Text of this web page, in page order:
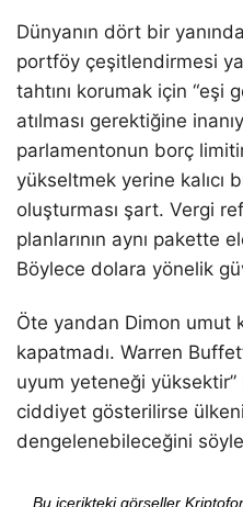
Dünyanın dört bir
portföy çeşitlendirmesi
tahtını korumak için “eşi
atılması gerektiğine
parlamentonun borç
yükseltmek yerine kalıcı
oluşturması şart. Vergi
planlarının aynı pakette
Böylece dolara yönelik
Öte yandan Dimon umut
kapatmadı. Warren
uyum yeteneği yüksektir”
ciddiyet gösterilirse
dengelenebileceğini
Bu içerikteki görseller